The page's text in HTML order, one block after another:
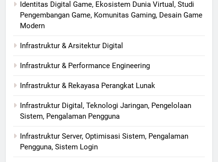
Identitas Digital Game, Ekosistem Dunia Virtual, Studi
Pengembangan Game, Komunitas Gaming, Desain Game
Modern
Infrastruktur & Arsitektur Digital
Infrastruktur & Performance Engineering
Infrastruktur & Rekayasa Perangkat Lunak
Infrastruktur Digital, Teknologi Jaringan, Pengelolaan
Sistem, Pengalaman Pengguna
Infrastruktur Server, Optimisasi Sistem, Pengalaman
Pengguna, Sistem Login